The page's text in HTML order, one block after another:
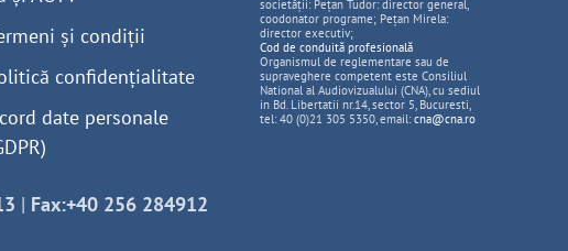
și condiții
confidențialitate
date personale
societății: Pețan Tudor: director general,
coodonator programe; Pețan Mirela:
director executiv;
Cod de conduită profesională
Organismul de reglementare sau de
supraveghere competent este Consiliul
National al Audiovizualului (CNA), cu sediul
in Bd. Libertatii nr.14, sector 5, Bucuresti,
tel: 40 (0)21 305 5350, email: cna@cna.ro
| Fax:+40 256 284912